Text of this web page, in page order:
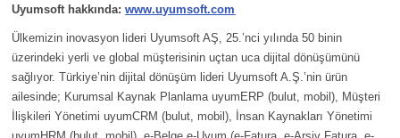
Uyumsoft hakkında:www.uyumsoft.com
Ülkemizin inovasyon lideri Uyumsoft AŞ, 25.’nci yılında 50 binin
üzerindeki yerli ve global müşterisinin uçtan uca dijital dönüşümünü
sağlıyor. Türkiye’nin dijital dönüşüm lideri Uyumsoft A.Ş.’nin ürün
ailesinde; Kurumsal Kaynak Planlama uyumERP (bulut, mobil), Müşteri
İlişkileri Yönetimi uyumCRM (bulut, mobil), İnsan Kaynakları Yönetimi